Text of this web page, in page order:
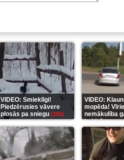
VIDEO: Smieklīgi!
Piedzērusies vāvere
plosās pa sniegu (255)
VIDEO:
mopēda!
nemākulība
beidzās ar
(289)